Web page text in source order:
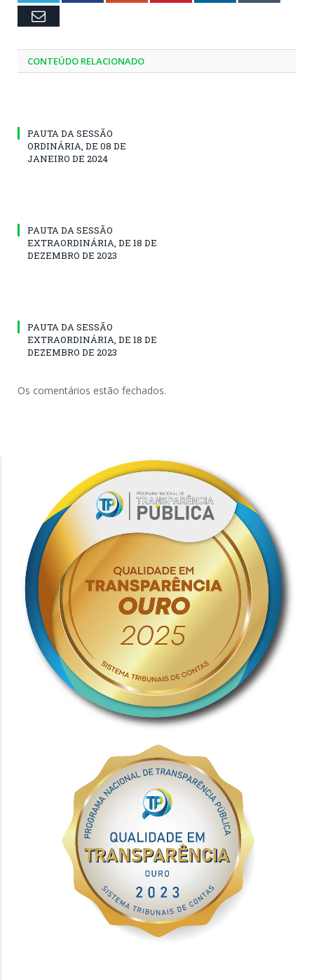
Email
CONTEÚDO RELACIONADO
PAUTA DA SESSÃO
ORDINÁRIA, DE 08 DE
JANEIRO DE 2024
PAUTA DA SESSÃO
EXTRAORDINÁRIA, DE 18 DE
DEZEMBRO DE 2023
PAUTA DA SESSÃO
EXTRAORDINÁRIA, DE 18 DE
DEZEMBRO DE 2023
Os comentários estão fechados.